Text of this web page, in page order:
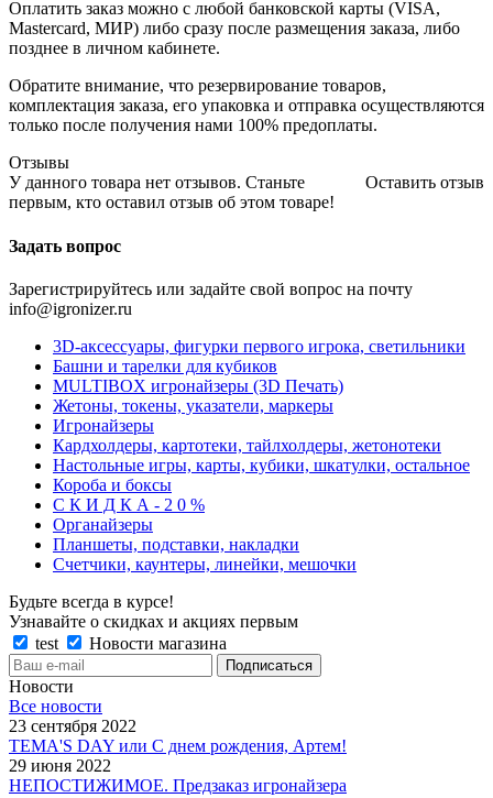
Оплатить заказ можно с любой банковской карты (VISA,
Mastercard, МИР) либо сразу после размещения заказа, либо
позднее в личном кабинете.
Обратите внимание, что резервирование товаров,
комплектация заказа, его упаковка и отправка осуществляются
только после получения нами 100% предоплаты.
Отзывы
Оставить отзыв
У данного товара нет отзывов. Станьте
первым, кто оставил отзыв об этом товаре!
Задать вопрос
Зарегистрируйтесь или задайте свой вопрос на почту
info@igronizer.ru
3D-аксессуары, фигурки первого игрока, светильники
Башни и тарелки для кубиков
MULTIBOX игронайзеры (3D Печать)
Жетоны, токены, указатели, маркеры
Игронайзеры
Кардхолдеры, картотеки, тайлхолдеры, жетонотеки
Настольные игры, карты, кубики, шкатулки, остальное
Короба и боксы
С К И Д К А - 2 0 %
Органайзеры
Планшеты, подставки, накладки
Счетчики, каунтеры, линейки, мешочки
Будьте всегда в курсе!
Узнавайте о скидках и акциях первым
test
Новости магазина
Новости
Все новости
23 сентября 2022
TEMA'S DAY или С днем рождения, Артем!
29 июня 2022
НЕПОСТИЖИМОЕ. Предзаказ игронайзера